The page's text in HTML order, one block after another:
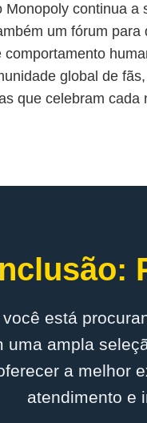
continua a
um fórum para
global de
que celebram cada
você está
uma ampla
a melhor
atendimento e